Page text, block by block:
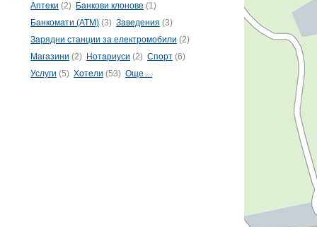
Аптеки (2) Банкови клонове (1)
Банкомати (ATM) (3) Заведения (3)
Зарядни станции за електромобили (2)
Магазини (2) Нотариуси (2) Спорт (6)
Услуги (5) Хотели (53) Още ...